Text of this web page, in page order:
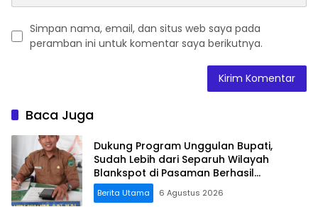
Simpan nama, email, dan situs web saya pada
peramban ini untuk komentar saya berikutnya.
Baca Juga
Dukung Program Unggulan Bupati,
Sudah Lebih dari Separuh Wilayah
Blankspot di Pasaman Berhasil
Terkoneksi
Berita Utama 6 Agustus 2026